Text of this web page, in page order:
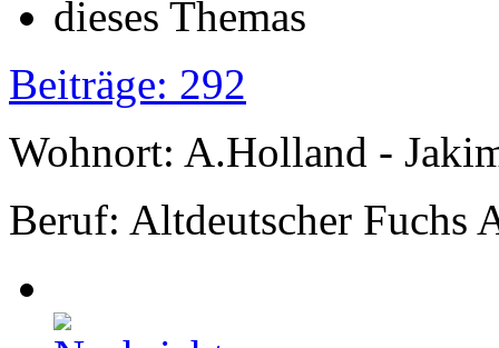
Beiträge: 292
Wohnort: A.Holland -
Beruf: Altdeutscher Fuchs